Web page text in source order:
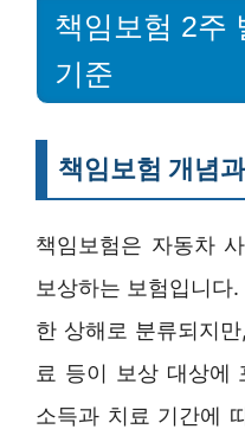
책임보험 2주
기준
책임보험 개념
책임보험은 자동차
보상하는 보험입니다
한 상해로 분류되지
료 등이 보상 대상에
소득과 치료 기간에